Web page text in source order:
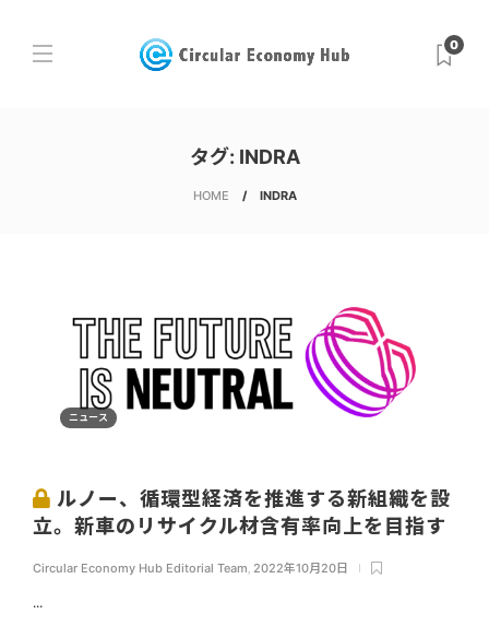
0
タグ: INDRA
HOME INDRA
ニュース
ルノー、循環型経済を推進する新組織を設
立。新車のリサイクル材含有率向上を目指す
Circular Economy Hub Editorial Team, 2022年10月20日
...